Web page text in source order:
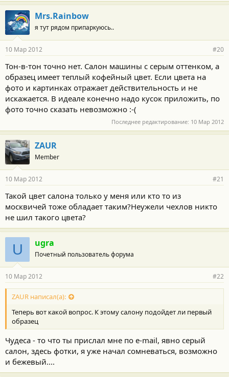
Mrs.Rainbow
я тут рядом припаркуюсь..
10 Мар 2012 #20
Тон-в-тон точно нет. Салон машины с серым оттенком, а
образец имеет теплый кофейный цвет. Если цвета на
фото и картинках отражает действительность и не
искажается. В идеале конечно надо кусок приложить, по
фото точно сказать невозможно :-(
Последнее редактирование: 10 Мар 2012
ZAUR
Member
10 Мар 2012 #21
Такой цвет салона только у меня или кто то из
москвичей тоже обладает таким?Неужели чехлов никто
не шил такого цвета?
U ugra
Почетный пользователь форума
10 Мар 2012 #22
ZAUR написал(а):
Теперь вот какой вопрос. К этому салону подойдет ли первый
образец
Чудеса - то что ты прислал мне по e-mail, явно серый
салон, здесь фотки, я уже начал сомневаться, возможно
и бежевый....